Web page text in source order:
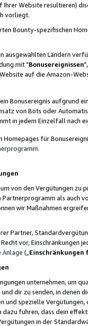
Ihrer Website resultieren)
vorliegt.
Bounty-spezifischen
ausgewählten Ländern
mit "Bonusereignissen
auf die Amazon-
Bonusereignis aufgrund
von Bots oder
in jedem Einzelfall nach
für
.
von den Vergütungen zu
als auch
wir Maßnahmen
Partner,
vor,
Anlage („ Einschränkungen
unternehmen, um
dir zu senden, in
und spezielle
dazu führen, dass dein
in der